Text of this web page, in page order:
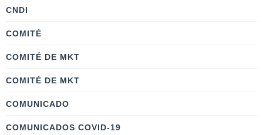
CNDI
COMITÉ
COMITÉ DE MKT
COMITÉ DE MKT
COMUNICADO
COMUNICADOS COVID-19